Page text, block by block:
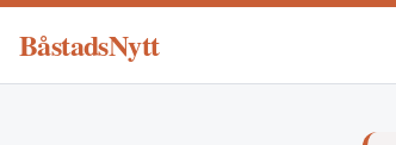
BåstadsNytt